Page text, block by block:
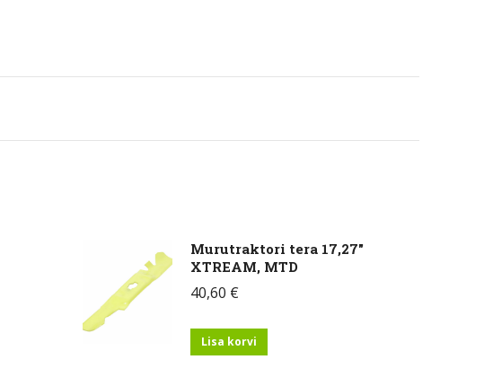
Murutraktori tera 17,27"
XTREAM, MTD
40,60 €
Lisa korvi